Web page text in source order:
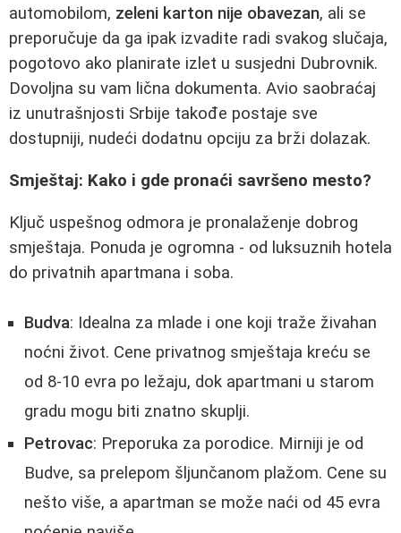
automobilom, zeleni karton nije obavezan, ali se
preporučuje da ga ipak izvadite radi svakog slučaja,
pogotovo ako planirate izlet u susjedni Dubrovnik.
Dovoljna su vam lična dokumenta. Avio saobraćaj
iz unutrašnjosti Srbije takođe postaje sve
dostupniji, nudeći dodatnu opciju za brži dolazak.
Smještaj: Kako i gde pronaći savršeno mesto?
Ključ uspešnog odmora je pronalaženje dobrog
smještaja. Ponuda je ogromna - od luksuznih hotela
do privatnih apartmana i soba.
Budva: Idealna za mlade i one koji traže živahan
noćni život. Cene privatnog smještaja kreću se
od 8-10 evra po ležaju, dok apartmani u starom
gradu mogu biti znatno skuplji.
Petrovac: Preporuka za porodice. Mirniji je od
Budve, sa prelepom šljunčanom plažom. Cene su
nešto više, a apartman se može naći od 45 evra